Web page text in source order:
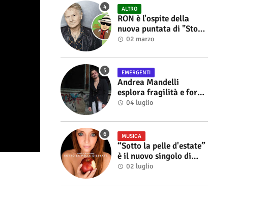
ALTRO
RON è l'ospite della
nuova puntata di "Storie
di Musica", in onda sul
Alberto Salerno
02 marzo
EMERGENTI
Andrea Mandelli
esplora fragilità e forza
nel videoclip di “Sofia”
04 luglio
MUSICA
“Sotto la pelle d'estate”
è il nuovo singolo di
Roberta Modìgliani
02 luglio